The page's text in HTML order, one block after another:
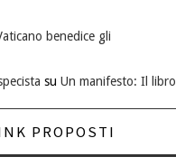
benedice gli
su Un manifesto: Il libro
PROPOSTI